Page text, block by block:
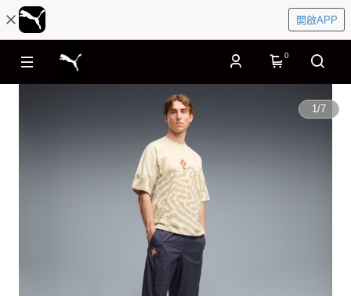
開啟APP
0
1/7